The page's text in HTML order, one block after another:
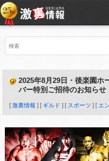
2025年8月29日・後楽園ホ
バー特別ご招待のお知らせ
[激裏情報 ] [ ギルド ] [ スポーツ ] [ エ